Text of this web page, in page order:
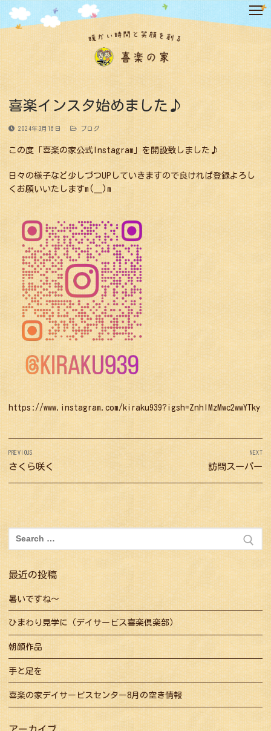
テ
ン
ツ
へ
ス
キ
ッ
プ
喜楽インスタ始めました♪
2024年3月16日 ブログ
この度「喜楽の家公式Instagram」を開設致しました♪
日々の様子など少しづつUPしていきますので良ければ登録よろし
くお願いいたしますm(__)m
https://www.instagram.com/kiraku939?igsh=ZnhlMzMwc2wwYTky
投
稿
ナ
ビ
ゲ
ー
シ
ョ
ン
PREVIOUS
Previous
post:
さくら咲く
NEXT
Next
post:
訪問スーパー
検
索:
最近の投稿
暑いですね～
ひまわり見学に（デイサービス喜楽倶楽部）
朝顔作品
手と足を
喜楽の家デイサービスセンター8月の空き情報